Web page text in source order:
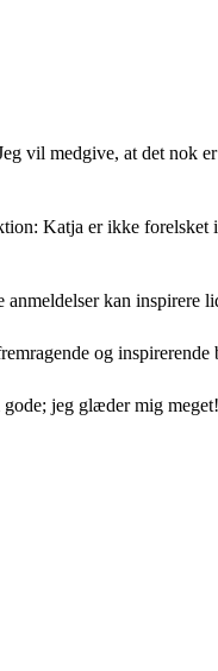
vil medgive, at det nok
Katja er ikke
kan inspirere
og
jeg glæder mig meget!